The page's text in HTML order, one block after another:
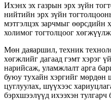
Ихэнх эх газрын эрх зүйн
нийтийн эрх зүйн
мэтгэлцэх зарчмыг өөрсдийн
холимог тогтолцоог
Мөн даяаршил, техник
хөгжлийг дагаад гэмт хэрэг
нарийсаж, уламжлалт арга
буюу тухайн хэргийг мөрдөн
цуглуулах, шүүхээс
бэрхшээлүүд ихээхэн тулгарч